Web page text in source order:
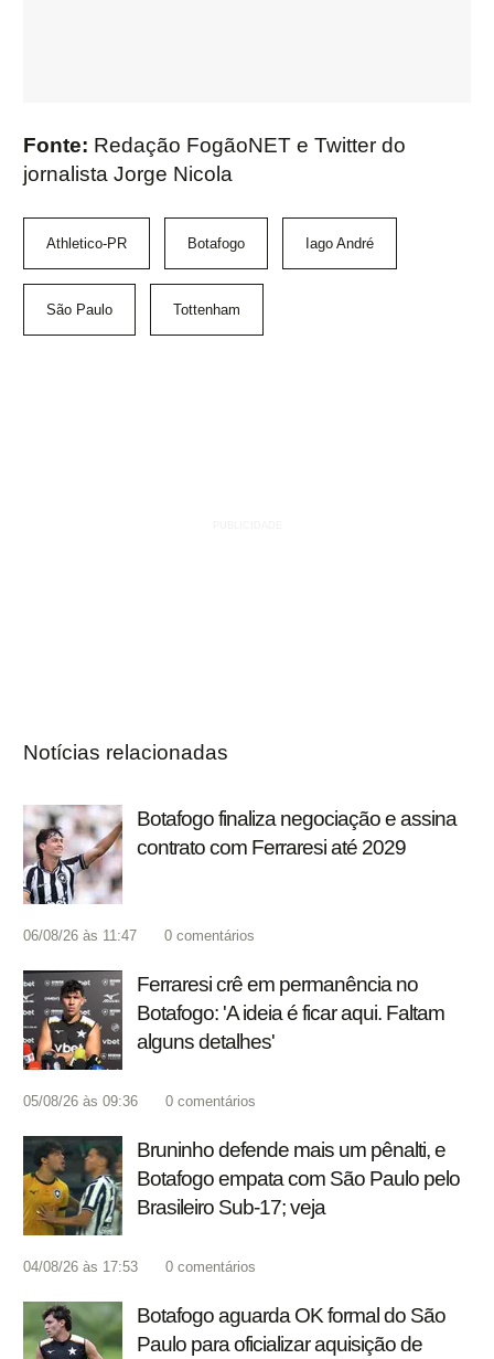
Fonte: Redação FogãoNET e Twitter do
jornalista Jorge Nicola
Athletico-PR Botafogo Iago André
São Paulo Tottenham
Notícias relacionadas
Botafogo finaliza negociação e assina
contrato com Ferraresi até 2029
06/08/26 às 11:47 0 comentários
Ferraresi crê em permanência no
Botafogo: 'A ideia é ficar aqui. Faltam
alguns detalhes'
05/08/26 às 09:36 0 comentários
Bruninho defende mais um pênalti, e
Botafogo empata com São Paulo pelo
Brasileiro Sub-17; veja
04/08/26 às 17:53 0 comentários
Botafogo aguarda OK formal do São
Paulo para oficializar aquisição de